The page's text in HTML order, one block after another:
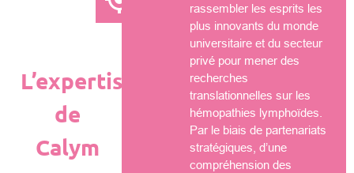
L’expertise
de
Calym
rassembler les esprits les
plus innovants du monde
universitaire et du secteur
privé pour mener des
recherches
translationnelles sur les
hémopathies lymphoïdes.
Par le biais de partenariats
stratégiques, d’une
compréhension des